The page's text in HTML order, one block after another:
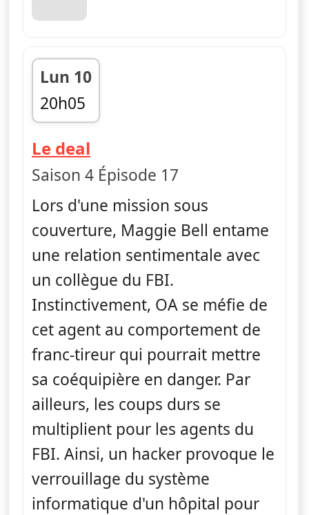
Lun 10
20h05
fin 21h00
Le deal
Saison 4 Épisode 17
Lors d'une mission sous
couverture, Maggie Bell entame
une relation sentimentale avec
un collègue du FBI.
Instinctivement, OA se méfie de
cet agent au comportement de
franc-tireur qui pourrait mettre
sa coéquipière en danger. Par
ailleurs, les coups durs se
multiplient pour les agents du
FBI. Ainsi, un hacker provoque le
verrouillage du système
informatique d'un hôpital pour